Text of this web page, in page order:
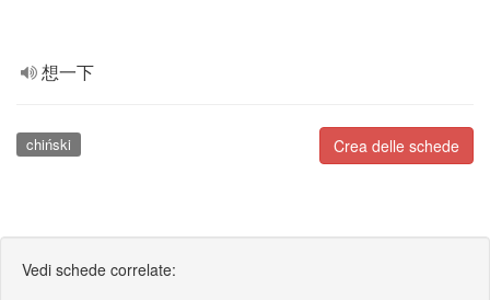
想一下
Crea delle schede
chiński
Vedi schede correlate: